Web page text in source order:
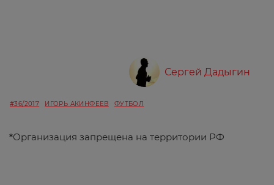
Сергей Дадыгин
#36/2017 ИГОРЬ АКИНФЕЕВ ФУТБОЛ
*Организация запрещена на территории РФ